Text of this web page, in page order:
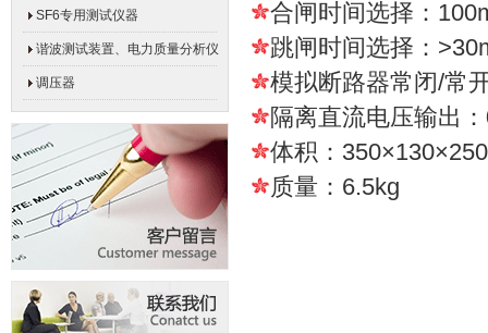
SF6专用测试仪器
谐波测试装置、电力质量分析仪
调压器
合闸时间选择：
跳闸时间选择：
模拟断路器常闭/常
隔离直流电压输出
体积：
质量：6.5kg